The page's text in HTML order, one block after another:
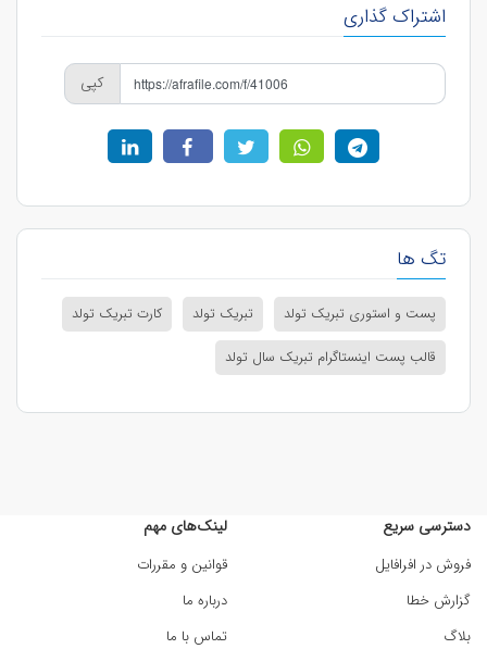
اشتراک گذاری
کپی
تگ ها
پست و استوری تبریک تولد تبریک تولد
کارت تبریک تولد
قالب پست اینستاگرام تبریک سال تولد
دسترسی سریع
فروش در افرافایل
گزارش خطا
بلاگ
لینک‌های مهم
قوانین و مقررات
درباره ما
تماس با ما